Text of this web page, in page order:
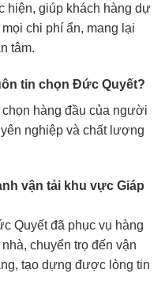
hiện, giúp khách hàng dự
chi phí ẩn, mang lại
tâm.
tin chọn Đức Quyết?
hàng đầu của người
nghiệp và chất lượng
vận tải khu vực Giáp
Quyết đã phục vụ hàng
chuyển trọ đến vận
tạo dựng được lòng tin